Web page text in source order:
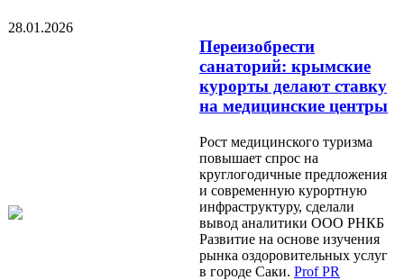
28.01.2026
Переизобрести
санаторий: крымские
курорты делают ставку
на медицинские центры
Рост медицинского туризма
повышает спрос на
круглогодичные предложения
и современную курортную
инфраструктуру, сделали
вывод аналитики ООО РНКБ
Развитие на основе изучения
рынка оздоровительных услуг
в городе Саки. Prof PR